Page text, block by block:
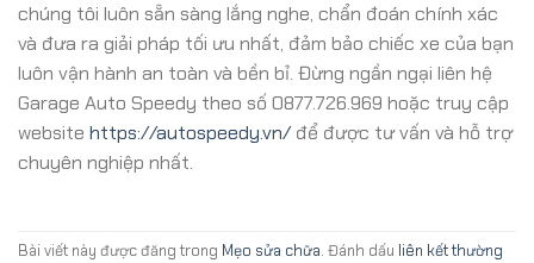
chúng tôi luôn sẵn sàng lắng nghe, chẩn đoán chính xác
và đưa ra giải pháp tối ưu nhất, đảm bảo chiếc xe của bạn
luôn vận hành an toàn và bền bỉ. Đừng ngần ngại liên hệ
Garage Auto Speedy theo số 0877.726.969 hoặc truy cập
website https://autospeedy.vn/để được tư vấn và hỗ trợ
chuyên nghiệp nhất.
Bài viết này được đăng trong Mẹo sửa chữa. Đánh dấu liên kết thường